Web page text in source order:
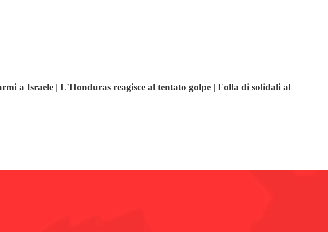
a Israele | L'Honduras reagisce al tentato golpe | Folla di solidali al